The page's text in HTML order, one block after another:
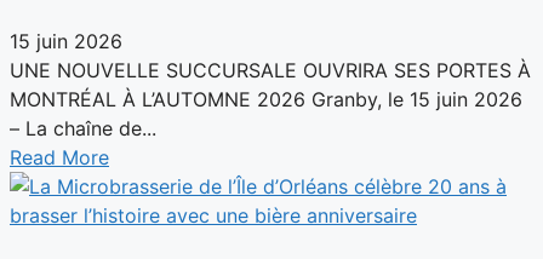
15 juin 2026
UNE NOUVELLE SUCCURSALE OUVRIRA SES PORTES À
MONTRÉAL À L’AUTOMNE 2026 Granby, le 15 juin 2026
– La chaîne de...
Read More